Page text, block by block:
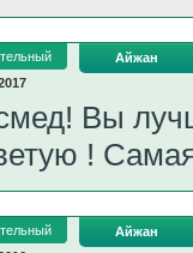
Айжан
Вы
!
Айжан